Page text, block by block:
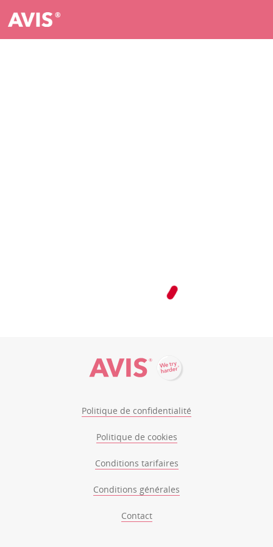
Politique de confidentialité
Politique de cookies
Conditions tarifaires
Conditions générales
Contact